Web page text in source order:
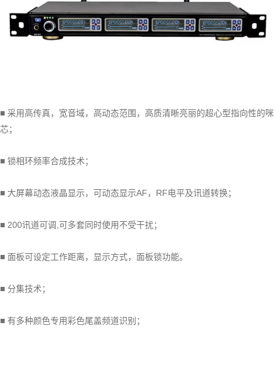
■ 采用高传真，宽音域，高动态范围，高质清晰亮丽的超心型指向性的咪
芯；
■ 锁相环频率合成技术；
■ 大屏幕动态液晶显示，可动态显示AF，RF电平及讯道转换；
■ 200讯道可调,可多套同时使用不受干扰；
■ 面板可设定工作距离，显示方式，面板锁功能。
■ 分集技术；
■ 有多种颜色专用彩色尾盖频道识别；